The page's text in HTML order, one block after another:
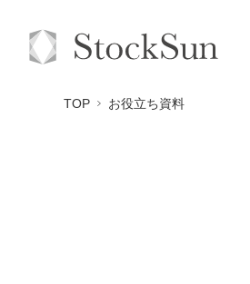
TOP お役立ち資料